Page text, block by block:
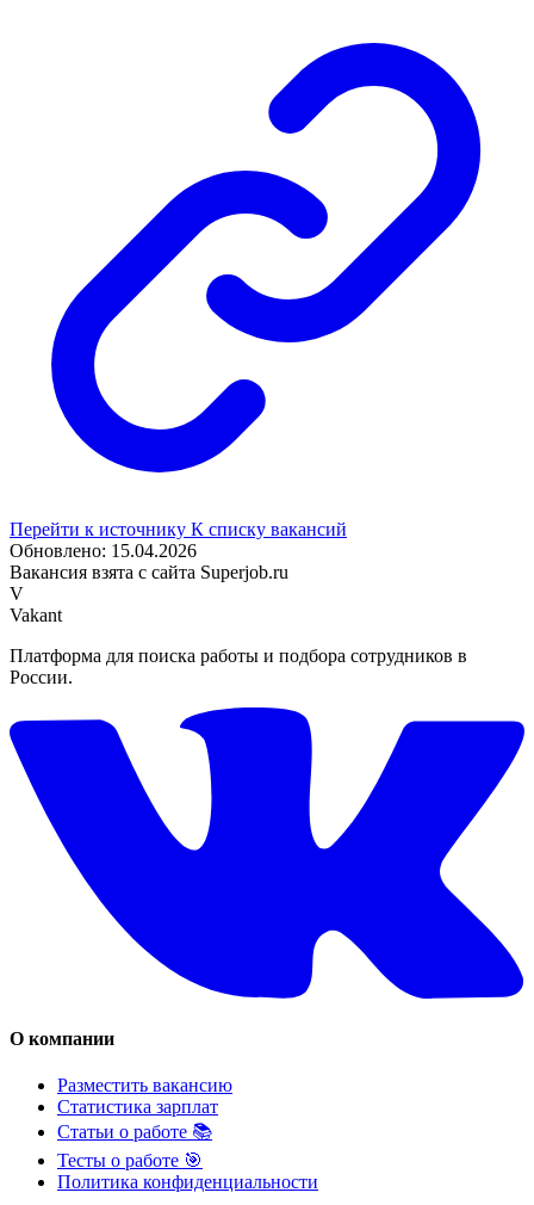
Перейти к источнику К списку вакансий
Обновлено: 15.04.2026
Вакансия взята с сайта Superjob.ru
V
Vakant
Платформа для поиска работы и подбора сотрудников в
России.
О компании
Разместить вакансию
Статистика зарплат
Статьи о работе 📚
Тесты о работе 🎯
Политика конфиденциальности